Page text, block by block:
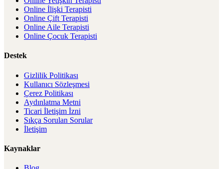
Online İlişki Terapisti
Online Çift Terapisti
Online Aile Terapisti
Online Çocuk Terapisti
Destek
Gizlilik Politikası
Kullanıcı Sözleşmesi
Çerez Politikası
Aydınlatma Metni
Ticari İletişim İzni
Sıkça Sorulan Sorular
İletişim
Kaynaklar